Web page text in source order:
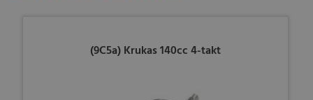
(9C5a) Krukas 140cc 4-takt